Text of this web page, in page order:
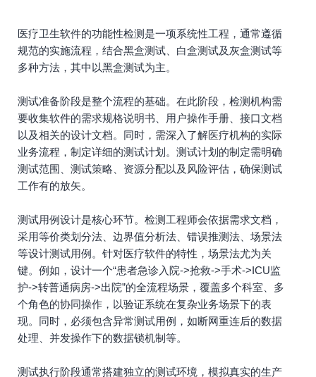
医疗卫生软件的功能性检测是一项系统性工程，通常遵循
规范的实施流程，结合黑盒测试、白盒测试及灰盒测试等
多种方法，其中以黑盒测试为主。
测试准备阶段是整个流程的基础。在此阶段，检测机构需
要收集软件的需求规格说明书、用户操作手册、接口文档
以及相关的设计文档。同时，需深入了解医疗机构的实际
业务流程，制定详细的测试计划。测试计划的制定需明确
测试范围、测试策略、资源分配以及风险评估，确保测试
工作有的放矢。
测试用例设计是核心环节。检测工程师会依据需求文档，
采用等价类划分法、边界值分析法、错误推测法、场景法
等设计测试用例。针对医疗软件的特性，场景法尤为关
键。例如，设计一个“患者急诊入院->抢救->手术->ICU监
护->转普通病房->出院”的全流程场景，覆盖多个科室、多
个角色的协同操作，以验证系统在复杂业务场景下的表
现。同时，必须包含异常测试用例，如断网重连后的数据
处理、并发操作下的数据锁机制等。
测试执行阶段通常搭建独立的测试环境，模拟真实的生产